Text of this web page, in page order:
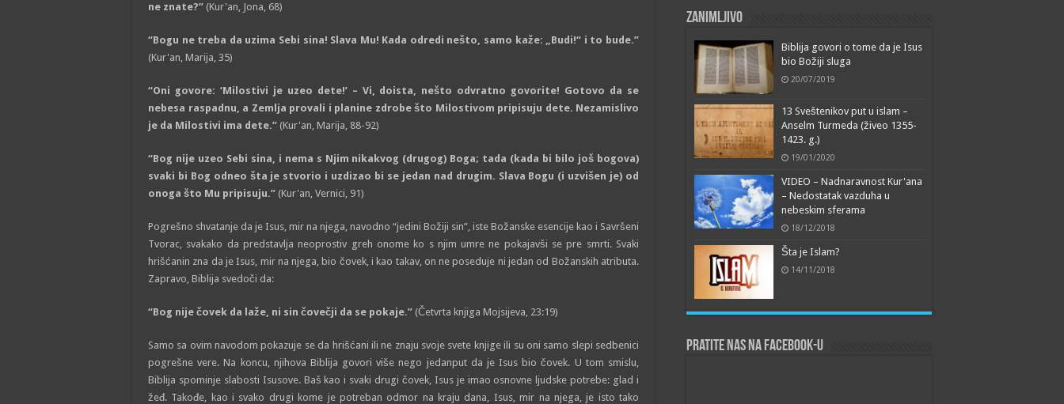
ne znate?” (Kur'an, Jona, 68)
“Bogu ne treba da uzima Sebi sina! Slava Mu! Kada odredi nešto, samo kaže: „Budi!“ i to bude.”
(Kur'an, Marija, 35)
“Oni govore: ‘Milostivi je uzeo dete!’ – Vi, doista, nešto odvratno govorite! Gotovo da se
nebesa raspadnu, a Zemlja provali i planine zdrobe što Milostivom pripisuju dete. Nezamislivo
je da Milostivi ima dete.” (Kur'an, Marija, 88-92)
“Bog nije uzeo Sebi sina, i nema s Njim nikakvog (drugog) Boga; tada (kada bi bilo još bogova)
svaki bi Bog odneo šta je stvorio i uzdizao bi se jedan nad drugim. Slava Bogu (i uzvišen je) od
onoga što Mu pripisuju.” (Kur'an, Vernici, 91)
Pogrešno shvatanje da je Isus, mir na njega, navodno “jedini Božiji sin”, iste Božanske esencije kao i Savršeni
Tvorac, svakako da predstavlja neoprostiv greh onome ko s njim umre ne pokajavši se pre smrti. Svaki
hrišćanin zna da je Isus, mir na njega, bio čovek, i kao takav, on ne poseduje ni jedan od Božanskih atributa.
Zapravo, Biblija svedoči da:
“Bog nije čovek da laže, ni sin čovečji da se pokaje.” (Četvrta knjiga Mojsijeva, 23:19)
Samo sa ovim navodom pokazuje se da hrišćani ili ne znaju svoje svete knjige ili su oni samo slepi sedbenici
pogrešne vere. Na koncu, njihova Biblija govori više nego jedanput da je Isus bio čovek. U tom smislu,
Biblija spominje slabosti Isusove. Baš kao i svaki drugi čovek, Isus je imao osnovne ljudske potrebe: glad i
žeđ. Takođe, kao i svako drugi kome je potreban odmor na kraju dana, Isus, mir na njega, je isto tako
Zanimljivo
Biblija govori o tome da je Isus
bio Božiji sluga
20/07/2019
13 Sveštenikov put u islam –
Anselm Turmeda (živeo 1355-
1423. g.)
19/01/2020
VIDEO – Nadnaravnost Kur'ana
– Nedostatak vazduha u
nebeskim sferama
18/12/2018
Šta je Islam?
14/11/2018
Pratite nas na Facebook-u